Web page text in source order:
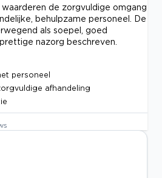
de zorgvuldige omgang
behulpzame personeel. De
als soepel, goed
nazorg beschreven.
personeel
afhandeling